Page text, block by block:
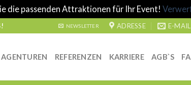
die passenden Attraktionen für Ihr Event!
NEWSLETTER ADRESSE E-MAIL
AGENTUREN REFERENZEN KARRIERE AGB`S